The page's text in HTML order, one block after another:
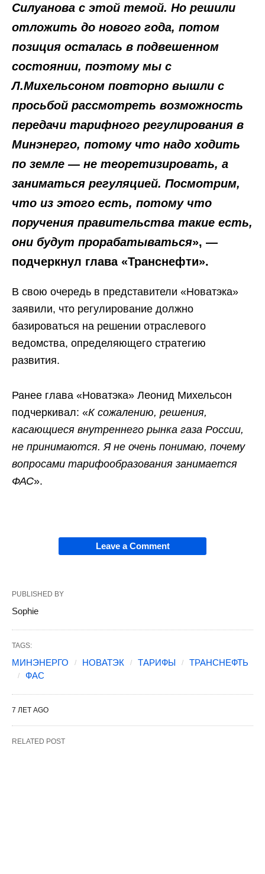
Силуанова с этой темой. Но решили
отложить до нового года, потом
позиция осталась в подвешенном
состоянии, поэтому мы с
Л.Михельсоном повторно вышли с
просьбой рассмотреть возможность
передачи тарифного регулирования в
Минэнерго, потому что надо ходить
по земле — не теоретизировать, а
заниматься регуляцией. Посмотрим,
что из этого есть, потому что
поручения правительства такие есть,
они будут прорабатываться», —
подчеркнул глава «Транснефти».
В свою очередь в представители «Новатэка»
заявили, что регулирование должно
базироваться на решении отраслевого
ведомства, определяющего стратегию
развития.
Ранее глава «Новатэка» Леонид Михельсон
подчеркивал: «К сожалению, решения,
касающиеся внутреннего рынка газа России,
не принимаются. Я не очень понимаю, почему
вопросами тарифообразования занимается
ФАС».
Leave a Comment
PUBLISHED BY
Sophie
TAGS:
МИНЭНЕРГО НОВАТЭК ТАРИФЫ
ТРАНСНЕФТЬ
ФАС
7 ЛЕТ AGO
RELATED POST